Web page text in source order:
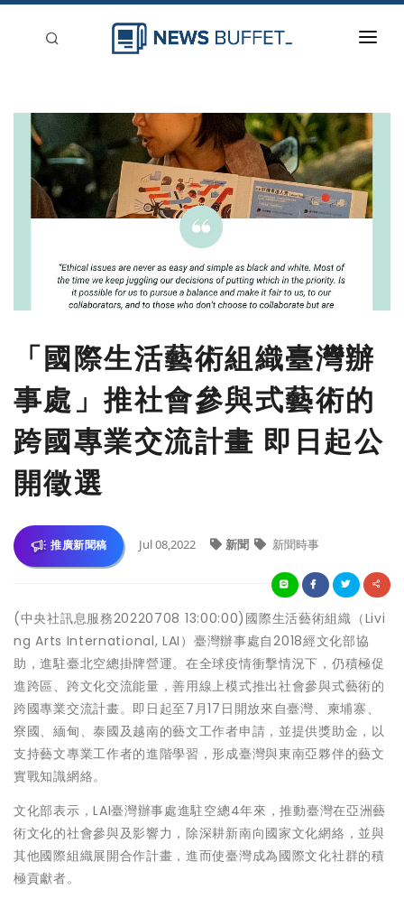
新聞稿分類
登入
刊登
「國際生活藝術組織臺灣辦
事處」推社會參與式藝術的
跨國專業交流計畫 即日起公
開徵選
推廣新聞稿 Jul 08,2022 新聞 新聞時事
(中央社訊息服務20220708 13:00:00)國際生活藝術組織（Livi
ng Arts International, LAI）臺灣辦事處自2018經文化部協
助，進駐臺北空總掛牌營運。在全球疫情衝擊情況下，仍積極促
進跨區、跨文化交流能量，善用線上模式推出社會參與式藝術的
跨國專業交流計畫。即日起至7月17日開放來自臺灣、柬埔寨、
寮國、緬甸、泰國及越南的藝文工作者申請，並提供獎助金，以
支持藝文專業工作者的進階學習，形成臺灣與東南亞夥伴的藝文
實戰知識網絡。
文化部表示，LAI臺灣辦事處進駐空總4年來，推動臺灣在亞洲藝
術文化的社會參與及影響力，除深耕新南向國家文化網絡，並與
其他國際組織展開合作計畫，進而使臺灣成為國際文化社群的積
極貢獻者。